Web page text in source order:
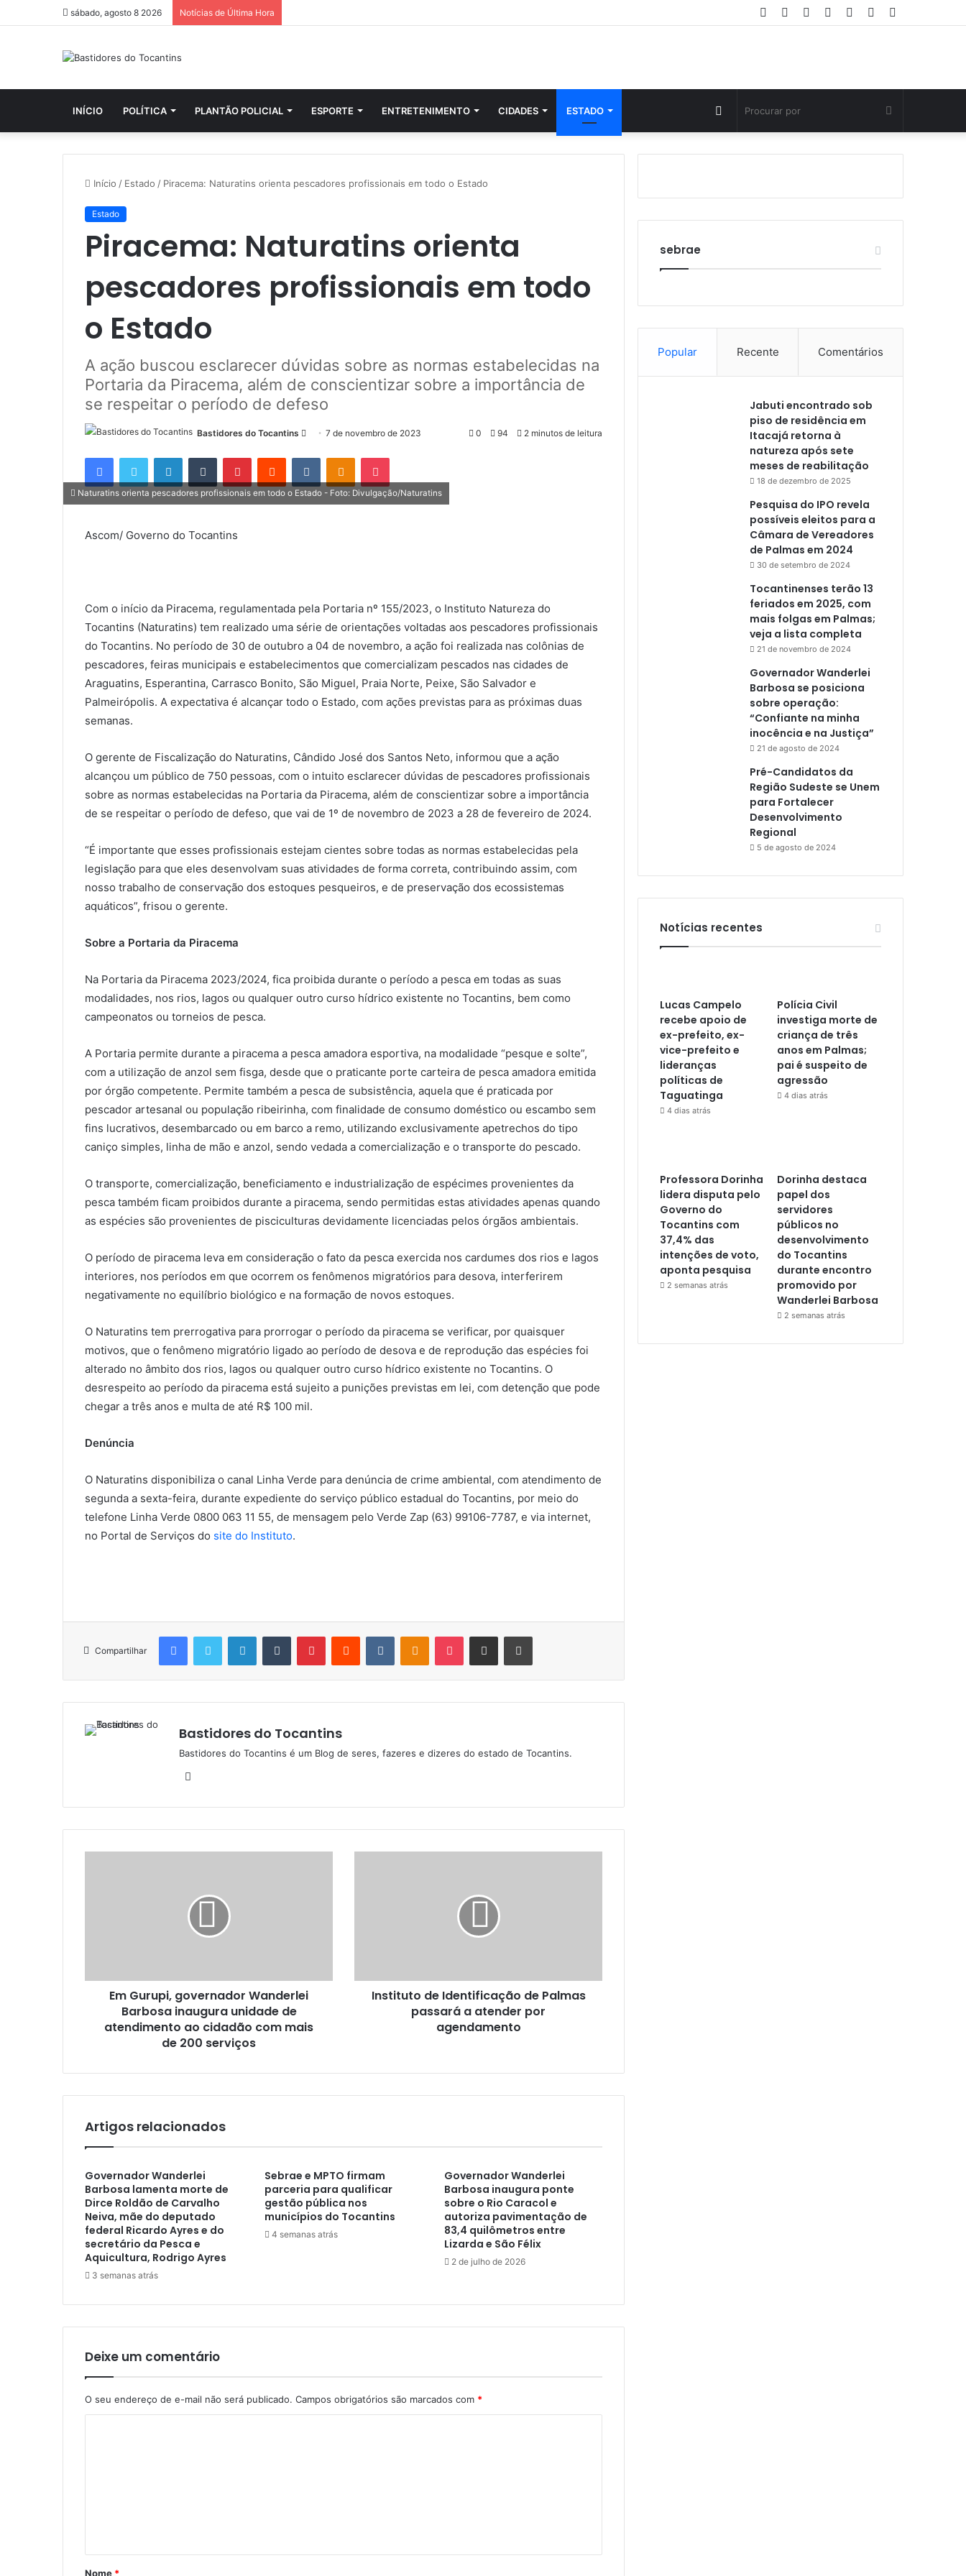
sábado, agosto 8 2026 Notícias de Última Hora
Artigo
Entrar
Instagram
YouTube
Twitter
Facebook
INÍCIO POLÍTICA PLANTÃO POLICIAL ESPORTE ENTRETENIMENTO CIDADES ESTADO
por
Switch
skin
Início / Estado / Piracema: Naturatins orienta pescadores profissionais em todo o Estado
Estado
Piracema: Naturatins orienta
pescadores profissionais em todo
o Estado
A ação buscou esclarecer dúvidas sobre as normas estabelecidas na
Portaria da Piracema, além de conscientizar sobre a importância de
se respeitar o período de defeso
Bastidores do Tocantins
n
d
a
i
7 de novembro de 2023 0 94 2 minutos de leitura
Naturatins orienta pescadores profissionais em todo o Estado - Foto: Divulgação/Naturatins
Ascom/ Governo do Tocantins
Com o início da Piracema, regulamentada pela Portaria nº 155/2023, o Instituto Natureza do
Tocantins (Naturatins) tem realizado uma série de orientações voltadas aos pescadores profissionais
do Tocantins. No período de 30 de outubro a 04 de novembro, a ação foi realizada nas colônias de
pescadores, feiras municipais e estabelecimentos que comercializam pescados nas cidades de
Araguatins, Esperantina, Carrasco Bonito, São Miguel, Praia Norte, Peixe, São Salvador e
Palmeirópolis. A expectativa é alcançar todo o Estado, com ações previstas para as próximas duas
semanas.
O gerente de Fiscalização do Naturatins, Cândido José dos Santos Neto, informou que a ação
alcançou um público de 750 pessoas, com o intuito esclarecer dúvidas de pescadores profissionais
sobre as normas estabelecidas na Portaria da Piracema, além de conscientizar sobre a importância
de se respeitar o período de defeso, que vai de 1º de novembro de 2023 a 28 de fevereiro de 2024.
“É importante que esses profissionais estejam cientes sobre todas as normas estabelecidas pela
legislação para que eles desenvolvam suas atividades de forma correta, contribuindo assim, com
nosso trabalho de conservação dos estoques pesqueiros, e de preservação dos ecossistemas
aquáticos”, frisou o gerente.
Sobre a Portaria da Piracema
Na Portaria da Piracema 2023/2024, fica proibida durante o período a pesca em todas as suas
modalidades, nos rios, lagos ou qualquer outro curso hídrico existente no Tocantins, bem como
campeonatos ou torneios de pesca.
A Portaria permite durante a piracema a pesca amadora esportiva, na modalidade “pesque e solte”,
com a utilização de anzol sem fisga, desde que o praticante porte carteira de pesca amadora emitida
por órgão competente. Permite também a pesca de subsistência, aquela que é praticada por
pescador artesanal ou população ribeirinha, com finalidade de consumo doméstico ou escambo sem
fins lucrativos, desembarcado ou em barco a remo, utilizando exclusivamente apetrechos do tipo
caniço simples, linha de mão e anzol, sendo vedada a comercialização e o transporte do pescado.
O transporte, comercialização, beneficiamento e industrialização de espécimes provenientes da
pesca também ficam proibidos durante a piracema, sendo permitidas estas atividades apenas quando
as espécies são provenientes de pisciculturas devidamente licenciadas pelos órgãos ambientais.
O período de piracema leva em consideração o fato da pesca exercida nos cardumes dos rios e lagos
interiores, nos períodos em que ocorrem os fenômenos migratórios para desova, interferirem
negativamente no equilíbrio biológico e na formação de novos estoques.
O Naturatins tem prerrogativa para prorrogar o período da piracema se verificar, por quaisquer
motivos, que o fenômeno migratório ligado ao período de desova e de reprodução das espécies foi
alterado no âmbito dos rios, lagos ou qualquer outro curso hídrico existente no Tocantins. O
desrespeito ao período da piracema está sujeito a punições previstas em lei, com detenção que pode
chegar a três anos e multa de até R$ 100 mil.
Denúncia
O Naturatins disponibiliza o canal Linha Verde para denúncia de crime ambiental, com atendimento de
segunda a sexta-feira, durante expediente do serviço público estadual do Tocantins, por meio do
telefone Linha Verde 0800 063 11 55, de mensagem pelo Verde Zap (63) 99106-7787, e via internet,
no Portal de Serviços do site do Instituto.
Compartilhar
Bastidores do Tocantins
Bastidores do Tocantins é um Blog de seres, fazeres e dizeres do estado de Tocantins.
b
s
Em Gurupi, governador Wanderlei
Barbosa inaugura unidade de
atendimento ao cidadão com mais
de 200 serviços
Instituto de Identificação de Palmas
passará a atender por
agendamento
Artigos relacionados
Governador Wanderlei
Barbosa lamenta morte de
Dirce Roldão de Carvalho
Neiva, mãe do deputado
federal Ricardo Ayres e do
secretário da Pesca e
Aquicultura, Rodrigo Ayres
3 semanas atrás
Sebrae e MPTO firmam
parceria para qualificar
gestão pública nos
municípios do Tocantins
4 semanas atrás
Governador Wanderlei
Barbosa inaugura ponte
sobre o Rio Caracol e
autoriza pavimentação de
83,4 quilômetros entre
Lizarda e São Félix
2 de julho de 2026
Deixe um comentário
O seu endereço de e-mail não será publicado. Campos obrigatórios são marcados com *
á
Nome *
sebrae
Popular Recente Comentários
Jabuti encontrado sob
piso de residência em
Itacajá retorna à
natureza após sete
meses de reabilitação
18 de dezembro de 2025
Pesquisa do IPO revela
possíveis eleitos para a
Câmara de Vereadores
de Palmas em 2024
30 de setembro de 2024
Tocantinenses terão 13
feriados em 2025, com
mais folgas em Palmas;
veja a lista completa
21 de novembro de 2024
Governador Wanderlei
Barbosa se posiciona
sobre operação:
“Confiante na minha
inocência e na Justiça”
21 de agosto de 2024
Pré-Candidatos da
Região Sudeste se Unem
para Fortalecer
Desenvolvimento
Regional
5 de agosto de 2024
Notícias recentes
Lucas Campelo
recebe apoio de
ex-prefeito, ex-
vice-prefeito e
lideranças
políticas de
Taguatinga
4 dias atrás
Polícia Civil
investiga morte de
criança de três
anos em Palmas;
pai é suspeito de
agressão
4 dias atrás
Professora Dorinha
lidera disputa pelo
Governo do
Tocantins com
37,4% das
intenções de voto,
aponta pesquisa
2 semanas atrás
Dorinha destaca
papel dos
servidores
públicos no
desenvolvimento
do Tocantins
durante encontro
promovido por
Wanderlei Barbosa
2 semanas atrás